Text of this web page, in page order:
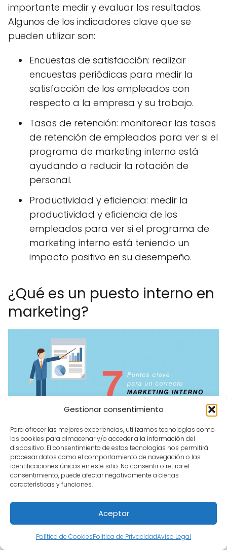
Gestionar consentimiento
Para ofrecer las mejores experiencias, utilizamos tecnologías como
las cookies para almacenar y/o acceder a la información del
dispositivo. El consentimiento de estas tecnologías nos permitirá
procesar datos como el comportamiento de navegación o las
identificaciones únicas en este sitio. No consentir o retirar el
consentimiento, puede afectar negativamente a ciertas
características y funciones.
Aceptar
Política de CookiesPolítica de PrivacidadAviso Legal
importante medir y evaluar los resultados.
Algunos de los indicadores clave que se
pueden utilizar son:
Encuestas de satisfacción: realizar
encuestas periódicas para medir la
satisfacción de los empleados con
respecto a la empresa y su trabajo.
Tasas de retención: monitorear las tasas
de retención de empleados para ver si el
programa de marketing interno está
ayudando a reducir la rotación de
personal.
Productividad y eficiencia: medir la
productividad y eficiencia de los
empleados para ver si el programa de
marketing interno está teniendo un
impacto positivo en su desempeño.
¿Qué es un puesto interno en
marketing?